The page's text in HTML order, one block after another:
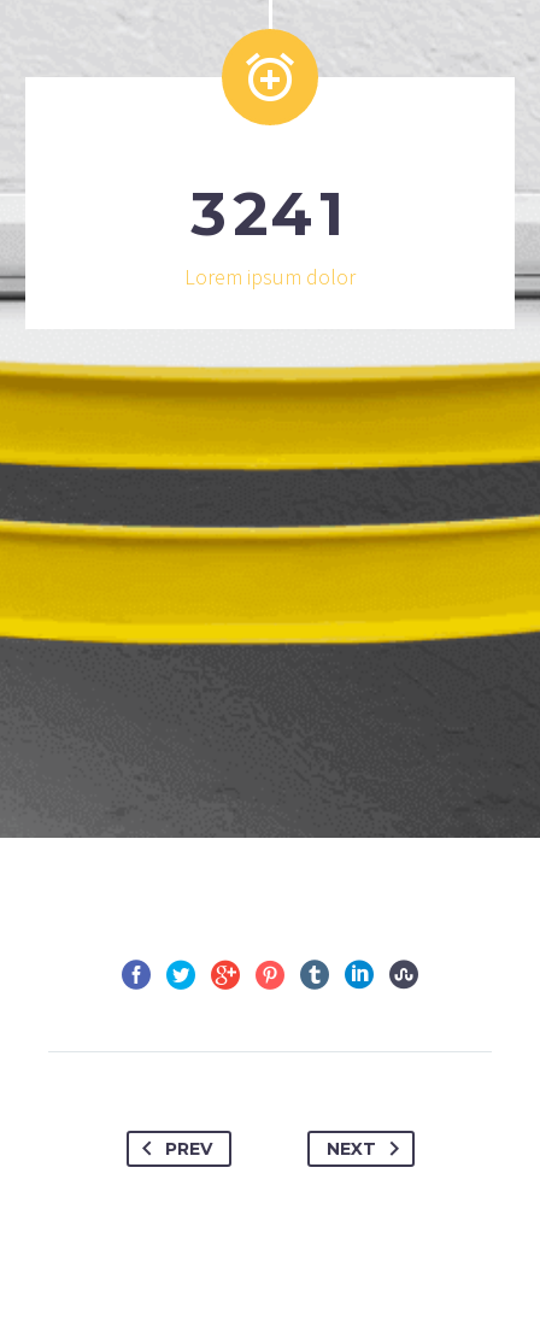


3241
Lorem ipsum dolor
PREV NEXT